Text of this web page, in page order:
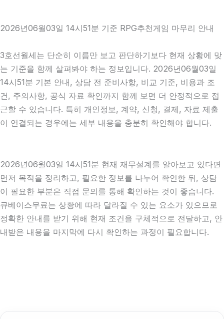
2026년06월03일 14시51분 기준 RPG추천게임 마무리 안내
3호선월세는 단순히 이름만 보고 판단하기보다 현재 상황에 맞
는 기준을 함께 살펴봐야 하는 정보입니다. 2026년06월03일
14시51분 기본 안내, 상담 전 준비사항, 비교 기준, 비용과 조
건, 주의사항, 공식 자료 확인까지 함께 보면 더 안정적으로 접
근할 수 있습니다. 특히 개인정보, 계약, 신청, 결제, 자료 제출
이 연결되는 경우에는 세부 내용을 충분히 확인해야 합니다.
2026년06월03일 14시51분 현재 재무설계를 알아보고 있다면
먼저 목적을 정리하고, 필요한 정보를 나누어 확인한 뒤, 상담
이 필요한 부분은 직접 문의를 통해 확인하는 것이 좋습니다.
큐베이스무료는 상황에 따라 달라질 수 있는 요소가 있으므로
정확한 안내를 받기 위해 현재 조건을 구체적으로 전달하고, 안
내받은 내용을 마지막에 다시 확인하는 과정이 필요합니다.